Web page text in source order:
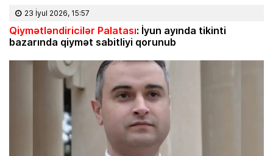
23 İyul 2026, 15:57
Qiymətləndiricilər Palatası: İyun ayında tikinti
bazarında qiymət sabitliyi qorunub